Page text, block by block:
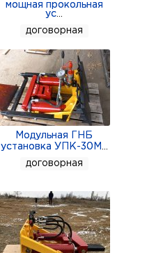
мощная прокольная
ус
договорная
Модульная ГНБ
установка УПК-30М
договорная